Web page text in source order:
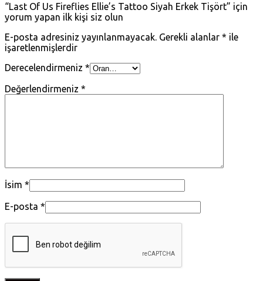
“Last Of Us Fireflies Ellie’s Tattoo Siyah Erkek Tişört” için
yorum yapan ilk kişi siz olun
E-posta adresiniz yayınlanmayacak. Gerekli alanlar * ile
işaretlenmişlerdir
Derecelendirmeniz *
Değerlendirmeniz *
İsim *
E-posta *